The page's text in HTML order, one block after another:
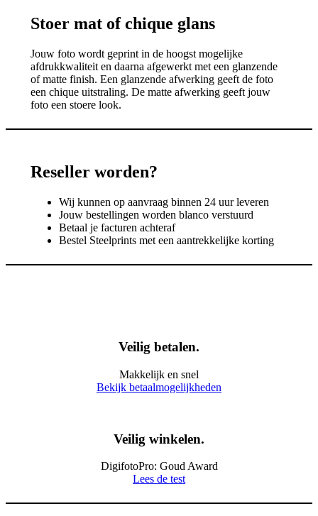
Stoer mat of chique glans
Jouw foto wordt geprint in de hoogst mogelijke
afdrukkwaliteit en daarna afgewerkt met een glanzende
of matte finish. Een glanzende afwerking geeft de foto
een chique uitstraling. De matte afwerking geeft jouw
foto een stoere look.
Reseller worden?
Wij kunnen op aanvraag binnen 24 uur leveren
Jouw bestellingen worden blanco verstuurd
Betaal je facturen achteraf
Bestel Steelprints met een aantrekkelijke korting
Veilig betalen.
Makkelijk en snel
Bekijk betaalmogelijkheden
Veilig winkelen.
DigifotoPro: Goud Award
Lees de test